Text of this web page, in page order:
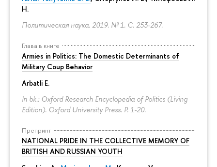
Н.
Политическая наука. 2019. № 1. С. 253-267.
Глава в книге
Armies in Politics: The Domestic Determinants of
Military Coup Behavior
Arbatli E.
In bk.: Oxford Research Encyclopedia of Politics (Living
Edition). Oxford University Press. P. 1-20.
Препринт
NATIONAL PRIDE IN THE COLLECTIVE MEMORY OF
BRITISH AND RUSSIAN YOUTH